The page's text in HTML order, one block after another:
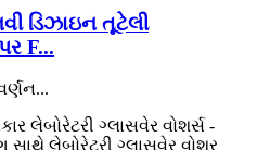
ડિઝાઇન તૂટેલી
F...